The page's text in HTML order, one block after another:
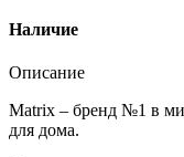
Наличие
Описание
Matrix – бренд №1 в
для дома.